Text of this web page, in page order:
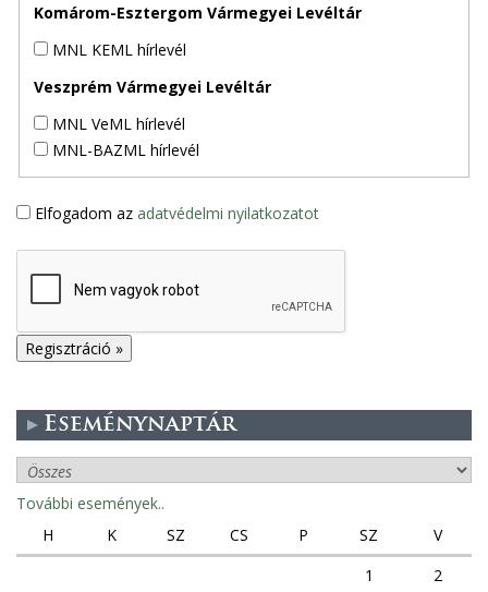
Komárom-Esztergom Vármegyei Levéltár
MNL KEML hírlevél
Veszprém Vármegyei Levéltár
MNL VeML hírlevél
MNL-BAZML hírlevél
Elfogadom az adatvédelmi nyilatkozatot
Eseménynaptár
További események..
H
K SZ CS P SZ
V
1
2